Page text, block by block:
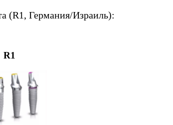
(R1, Германия/Израиль):
R1